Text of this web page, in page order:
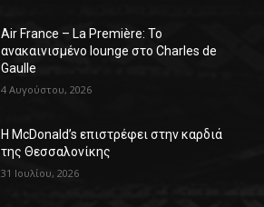
Air France – La Première: Το
ανακαινισμένο lounge στο Charles de
Gaulle
4 Αυγούστου, 2026
Η McDonald’s επιστρέφει στην καρδιά
της Θεσσαλονίκης
31 Ιουλίου, 2026